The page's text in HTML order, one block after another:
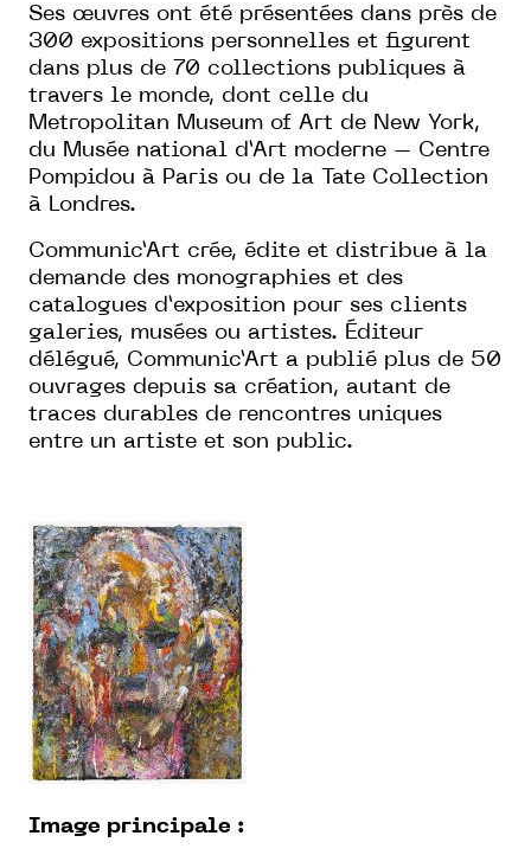
Ses œuvres ont été présentées dans près de
300 expositions personnelles et figurent
dans plus de 70 collections publiques à
travers le monde, dont celle du
Metropolitan Museum of Art de New York,
du Musée national d’Art moderne – Centre
Pompidou à Paris ou de la Tate Collection
à Londres.
Communic’Art crée, édite et distribue à la
demande des monographies et des
catalogues d’exposition pour ses clients
galeries, musées ou artistes. Éditeur
délégué, Communic’Art a publié plus de 50
ouvrages depuis sa création, autant de
traces durables de rencontres uniques
entre un artiste et son public.
Image principale :